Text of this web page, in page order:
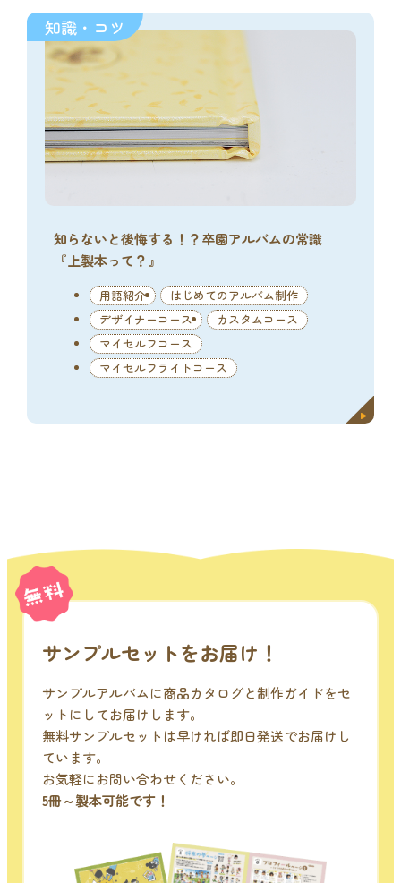
知識・コツ
知らないと後悔する！？卒園アルバムの常識
『上製本って？』
用語紹介
はじめてのアルバム制作
デザイナーコース
カスタムコース
マイセルフコース
マイセルフライトコース
サンプルセットをお届け！
サンプルアルバムに商品カタログと制作ガイドをセ
ットにしてお届けします。
無料サンプルセットは早ければ即日発送でお届けし
ています。
お気軽にお問い合わせください。
5冊～製本可能です！